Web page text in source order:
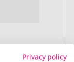
Privacy policy